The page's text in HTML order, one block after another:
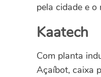
pela cidade e
Kaatech
Com planta
Açaíbot, caixa